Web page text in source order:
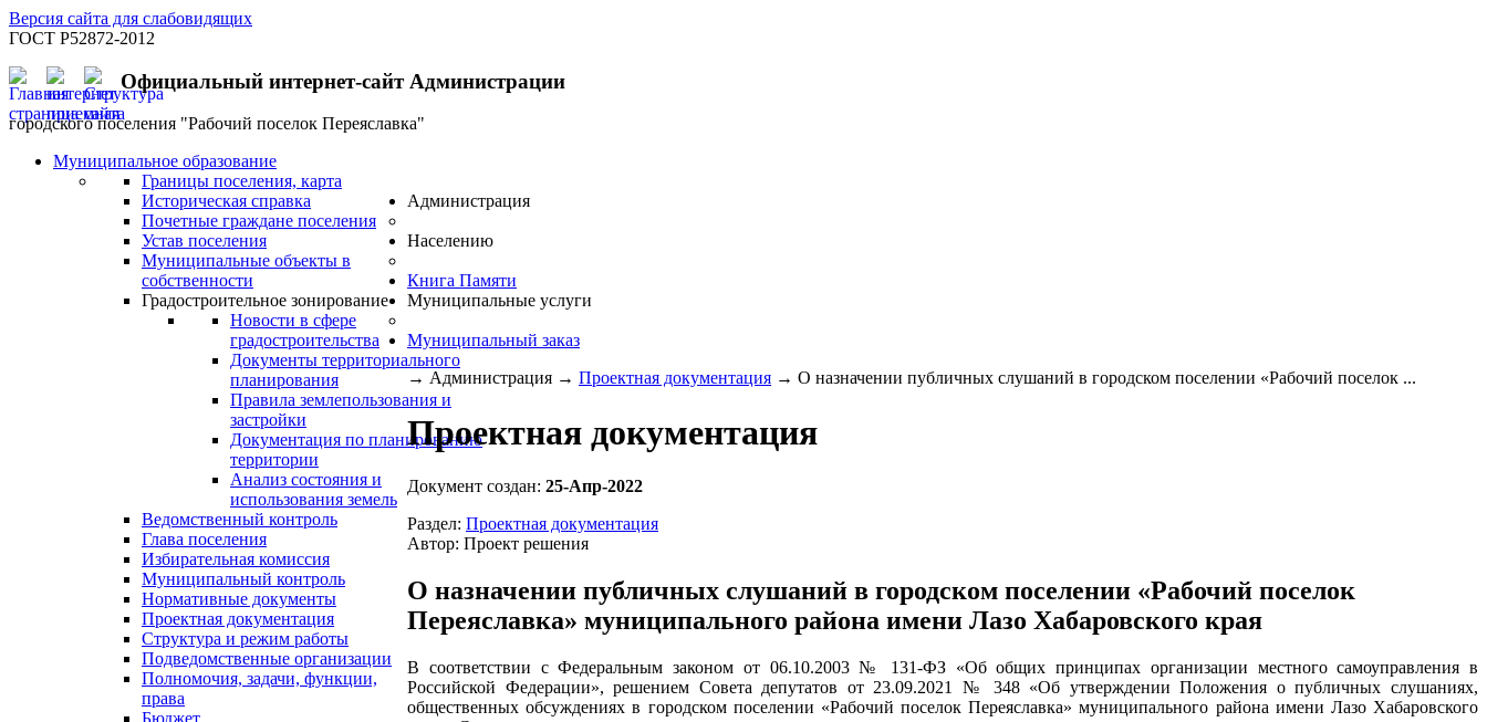
Версия сайта для слабовидящих
ГОСТ Р52872-2012
Официальный интернет-сайт Администрации
городского поселения "Рабочий поселок Переяславка"
Муниципальное образование
Границы поселения, карта
Историческая справка
Почетные граждане поселения
Устав поселения
Муниципальные объекты в
собственности
Градостроительное зонирование
Новости в сфере
градостроительства
Документы территориального
планирования
Правила землепользования и
застройки
Документация по планированию
территории
Анализ состояния и
использования земель
Ведомственный контроль
Глава поселения
Избирательная комиссия
Муниципальный контроль
Администрация
Нормативные документы
Проектная документация
Структура и режим работы
Подведомственные организации
Полномочия, задачи, функции,
права
Населению
Книга Памяти
Муниципальные услуги
Муниципальный заказ
→ Администрация → Проектная документация → О назначении публичных слушаний в городском поселении «Рабочий поселок ...
Проектная документация
Документ создан: 25-Апр-2022
Раздел: Проектная документация
Автор: Проект решения
О назначении публичных слушаний в городском поселении «Рабочий поселок
Переяславка» муниципального района имени Лазо Хабаровского края
В соответствии с Федеральным законом от 06.10.2003 № 131-ФЗ «Об общих принципах организации местного самоуправления в
Российской Федерации», решением Совета депутатов от 23.09.2021 № 348 «Об утверждении Положения о публичных слушаниях,
общественных обсуждениях в городском поселении «Рабочий поселок Переяславка» муниципального района имени Лазо Хабаровского